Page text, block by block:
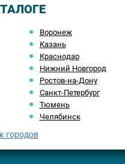
Воронеж
Казань
Краснодар
Нижний Новгород
Ростов-на-Дону
Санкт-Петербург
Тюмень
Челябинск
городов